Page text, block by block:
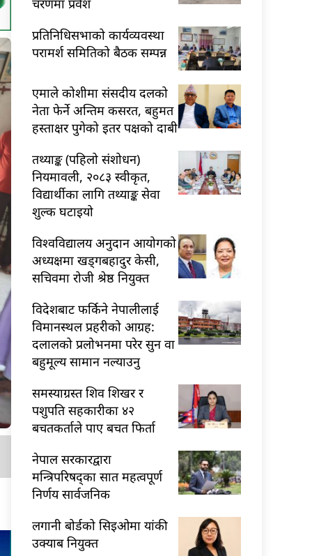
प्रतिनिधिसभाको कार्यव्यवस्था
परामर्श समितिको बैठक सम्पन्न
एमाले कोशीमा संसदीय दलको
नेता फेर्ने अन्तिम कसरत, बहुमत
हस्ताक्षर पुगेको इतर पक्षको दाबी
तथ्याङ्क (पहिलो संशोधन)
नियमावली, २०८३ स्वीकृत,
विद्यार्थीका लागि तथ्याङ्क सेवा
शुल्क घटाइयो
विश्वविद्यालय अनुदान आयोगको
अध्यक्षमा खड्गबहादुर केसी,
सचिवमा रोजी श्रेष्ठ नियुक्त
विदेशबाट फर्किने नेपालीलाई
विमानस्थल प्रहरीको आग्रह:
दलालको प्रलोभनमा परेर सुन वा
बहुमूल्य सामान नल्याउनु
समस्याग्रस्त शिव शिखर र
पशुपति सहकारीका ४२
बचतकर्ताले पाए बचत फिर्ता
नेपाल सरकारद्वारा
मन्त्रिपरिषद्का सात महत्वपूर्ण
निर्णय सार्वजनिक
लगानी बोर्डको सिइओमा यांकी
उक्याब नियुक्त